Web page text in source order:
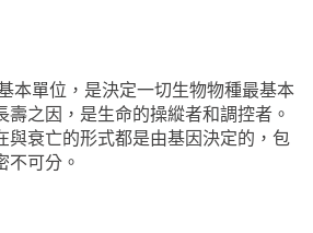
本單位，是決定一切生物物種最基本
之因，是生命的操縱者和調控者。
與衰亡的形式都是由基因決定的，包
不可分。